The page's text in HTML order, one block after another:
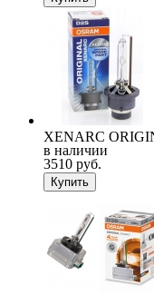
XENARC
в наличии
3510 руб.
Купить